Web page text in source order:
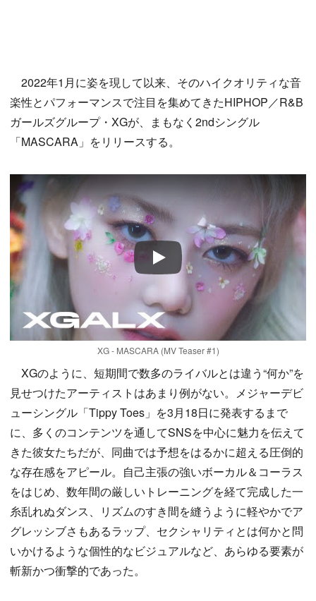
2022年1月に姿を現して以来、そのハイクオリティな音
楽性とパフォーマンスで注目を集めてきたHIPHOP／R&B
ガールズグループ・XGが、まもなく2ndシングル
「MASCARA」をリリースする。
Play
XG - MASCARA (MV Teaser #1)
XGのように、短期間で数多のライバルとは違う“何か”を
見せつけたアーティストはあまり例がない。メジャーデビ
ューシングル「Tippy Toes」を3月18日に発表するまで
に、多くのコンテンツを通してSNSを中心に魅力を伝えて
きた彼女たちだが、同曲では予想をはるかに超える圧倒的
な存在感をアピール。自己主張の強いボーカル＆コーラス
をはじめ、数年間の厳しいトレーニングを経て完成した一
糸乱れぬダンス、リズムのすき間を縫うように軽やかでア
グレッシブさもあるラップ、セクシャリティとは何かと問
いかけるような個性的なビジュアルなど、あらゆる要素が
斬新かつ衝撃的であった。